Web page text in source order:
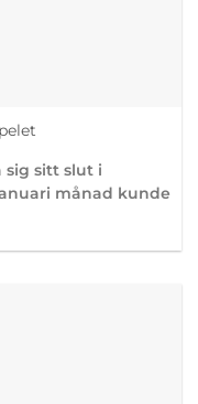
sig sitt slut i
månad kunde